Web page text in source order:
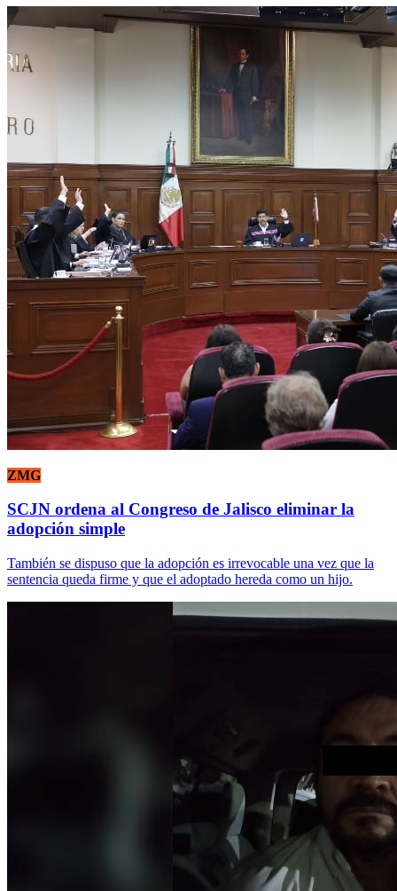
ZMG
SCJN ordena al Congreso de Jalisco eliminar la
adopción simple
También se dispuso que la adopción es irrevocable una vez que la
sentencia queda firme y que el adoptado hereda como un hijo.